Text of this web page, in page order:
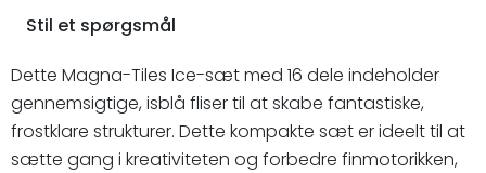
Stil et spørgsmål
Dette Magna-Tiles Ice-sæt med 16 dele indeholder
gennemsigtige, isblå fliser til at skabe fantastiske,
frostklare strukturer. Dette kompakte sæt er ideelt til at
sætte gang i kreativiteten og forbedre finmotorikken,